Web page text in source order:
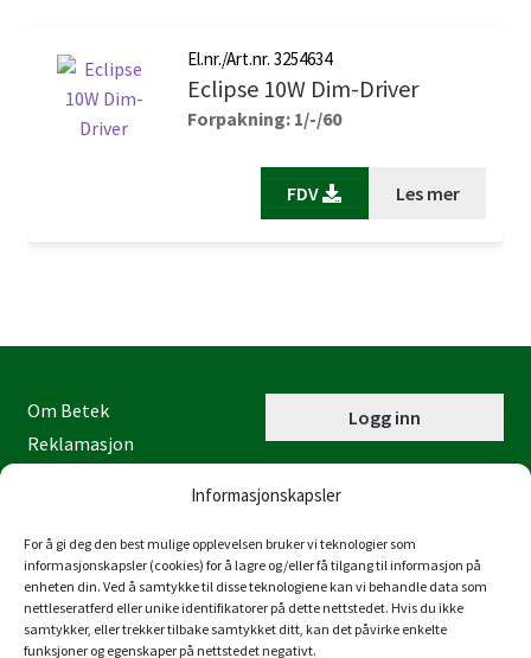
Informasjonskapsler
For å gi deg den best mulige opplevelsen bruker vi teknologier som
informasjonskapsler (cookies) for å lagre og/eller få tilgang til informasjon på
enheten din. Ved å samtykke til disse teknologiene kan vi behandle data som
nettleseratferd eller unike identifikatorer på dette nettstedet. Hvis du ikke
samtykker, eller trekker tilbake samtykket ditt, kan det påvirke enkelte
funksjoner og egenskaper på nettstedet negativt.
El.nr./Art.nr. 3254634
Eclipse 10W Dim-Driver
Forpakning: 1/-/60
FDV Les mer
Logg inn
Juraveien 4
4636 Kristiansand
Om Betek
Reklamasjon
Personvernerklæring
Åpenhetsloven